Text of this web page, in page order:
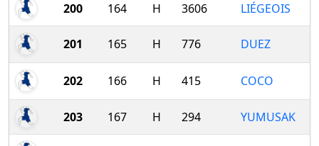
200 164 H 3606 LIÉGEOIS
201 165 H 776 DUEZ
202 166 H 415 COCO
203 167 H 294 YUMUSAK